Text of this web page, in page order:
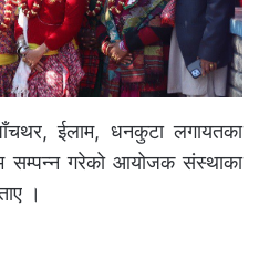
ईलाम, धनकुटा लगायतका
सम्पन्न गरेको आयोजक संस्थाका
।